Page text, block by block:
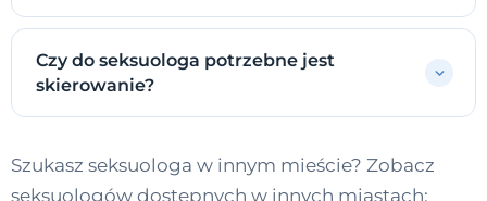
Czy do seksuologa potrzebne jest
skierowanie?
Szukasz seksuologa w innym mieście? Zobacz
seksuologów dostępnych w innych miastach: